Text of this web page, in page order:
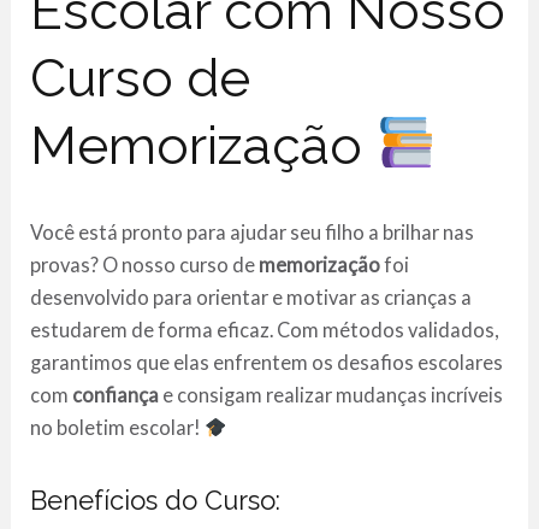
Curso de
Memorização
Você está pronto para ajudar seu filho a brilhar nas
provas? O nosso curso de memorizaçãofoi
desenvolvido para orientar e motivar as crianças a
estudarem de forma eficaz. Com métodos validados,
garantimos que elas enfrentem os desafios escolares
com confiança e consigam realizar mudanças incríveis
no boletim escolar!
Benefícios do Curso: